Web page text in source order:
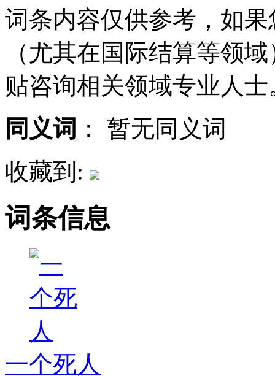
词条内容仅供参考，如
（尤其在国际结算等领
贴咨询相关领域专业人士
同义词 ： 暂无同义词
收藏到:
词条信息
一个死人